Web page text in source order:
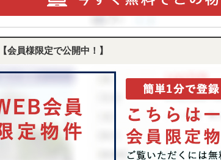
【会員様限定で公開中！】